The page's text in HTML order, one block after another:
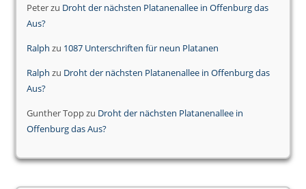
Peterzu Droht der nächsten Platanenallee in Offenburg das
Aus?
Ralph zu 1087 Unterschriften für neun Platanen
Ralph zu Droht der nächsten Platanenallee in Offenburg das
Aus?
Gunther Toppzu Droht der nächsten Platanenallee in
Offenburg das Aus?